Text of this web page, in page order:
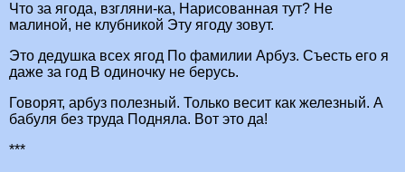
Что за ягода, взгляни-ка, Нарисованная тут? Не
малиной, не клубникой Эту ягоду зовут.
Это дедушка всех ягод По фамилии Арбуз. Съесть его я
даже за год В одиночку не берусь.
Говорят, арбуз полезный. Только весит как железный. А
бабуля без труда Подняла. Вот это да!
***